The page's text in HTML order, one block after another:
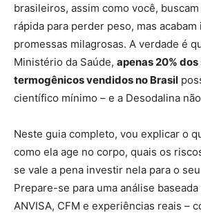
brasileiros, assim como você,
rápida para perder peso, mas
promessas milagrosas. A verdade é
Ministério da Saúde, apenas 20%
termogênicos vendidos no Brasil
científico mínimo – e a Desodalina
Neste guia completo, vou explicar o
como ela age no corpo, quais os
se vale a pena investir nela para o
Prepare-se para uma análise
ANVISA, CFM e experiências reais –